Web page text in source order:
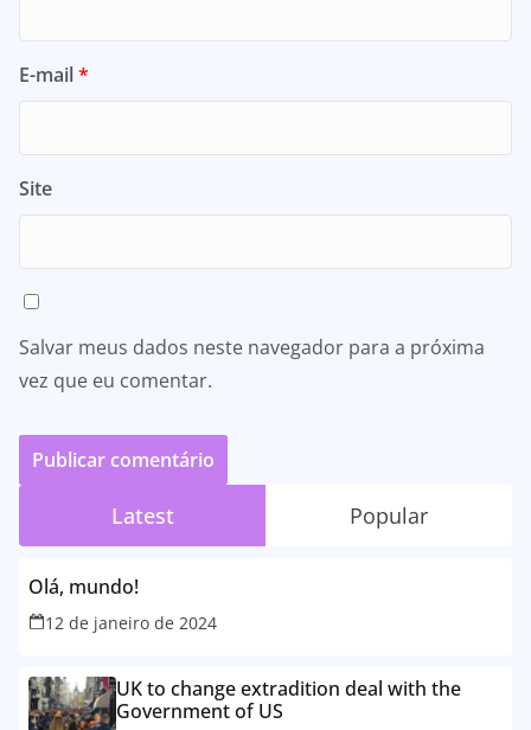
E-mail*
Site
Salvar meus dados neste navegador para a próxima
vez que eu comentar.
Latest Popular
Olá, mundo!
12 de janeiro de 2024
UK to change extradition deal with the
Government of US